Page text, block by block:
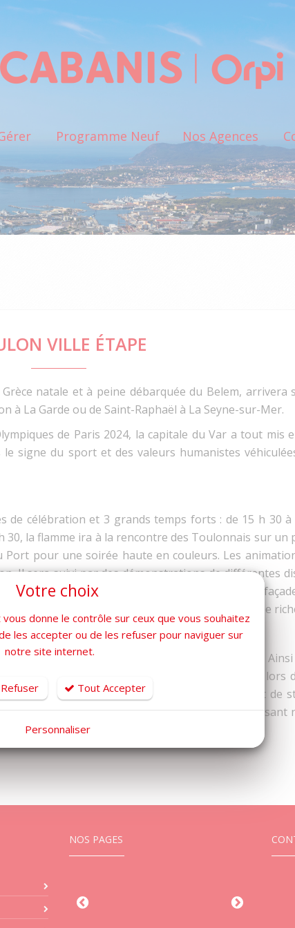
Programme Neuf Nos Agences
VILLE ÉTAPE
natale et à peine débarquée du Belem, arrivera
à La Garde ou de Saint-Raphaël à La Seyne-sur-Mer.
de Paris 2024, la capitale du Var a tout
signe du sport et des valeurs humanistes
de célébration et 3 grands temps forts : de 15 h 30
30, la flamme ira à la rencontre des Toulonnais sur
pour une soirée haute en couleurs. Les
Il sera suivi par des démonstrations de différentes
Liberté,aux spectacles de danse aérienne et de
millier de drones viendront clore cette journée
de sécurité adaptées à tous et pour tous.
du même type que celle mise en place lors
à minuit. Des restrictions de circulation et de
en œuvre pour limiter les désagréments en posant
NOS PAGES
21 Rue De La République
Votre choix
donne le contrôle sur ceux que vous souhaitez
les accepter ou de les refuser pour naviguer sur
notre site internet.
Tout Accepter
Personnaliser